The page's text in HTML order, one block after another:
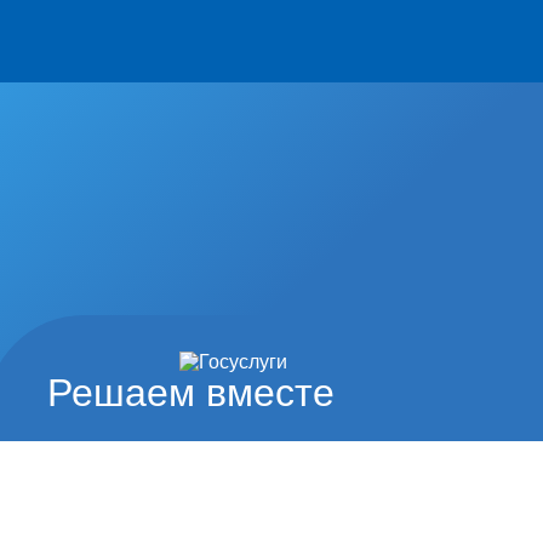
Решаем вместе